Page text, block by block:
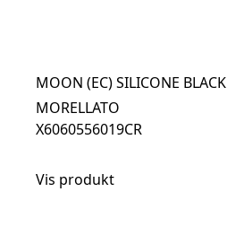
MOON (EC) SILICONE BLACK
MORELLATO
X6060556019CR
Vis produkt